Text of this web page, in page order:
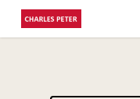
Skip
to